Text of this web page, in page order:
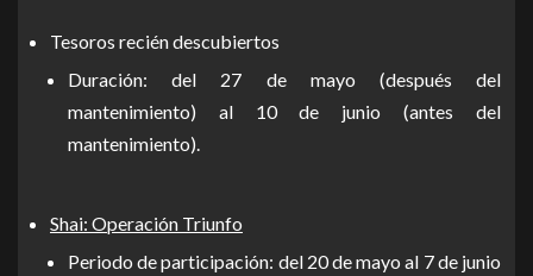
Tesoros recién descubiertos
Duración: del 27 de mayo (después del
mantenimiento) al 10 de junio (antes del
mantenimiento).
Shai: Operación Triunfo
Periodo de participación: del 20 de mayo al 7 de junio